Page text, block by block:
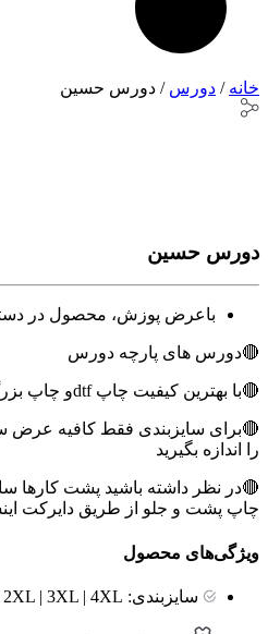
خانه / دورس / دورس حسین
دورس حسین
باعرض پوزش، محصول در
🔴دورس های پارچه دورس
🔴با بهترین کیفیت چاپ dtfو چاپ بزرگ
🔴برای سایزبندی فقط کافیه عرض
را اندازه بگیرید
🔴در نظر داشته باشید پشت کارها
چاپ پشت و جلو از طریق دایرکت
ویژگی‌های محصول
سایزبندی: 2XL | 3XL | 4XL